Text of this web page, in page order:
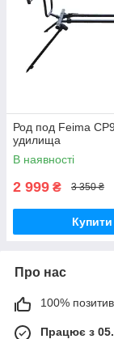
Род под Feima
удилища
В наявності
2 999 ₴ 3 350 ₴
Купити
Про нас
100%
Працює з